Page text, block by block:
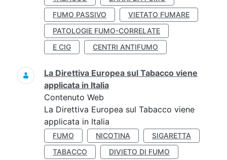
FUMO PASSIVO
VIETATO FUMARE
PATOLOGIE FUMO-CORRELATE
E CIG
CENTRI ANTIFUMO
La Direttiva Europea sul Tabacco viene
applicata in Italia
Contenuto Web
La Direttiva Europea sul Tabacco viene
applicata in Italia
FUMO NICOTINA
SIGARETTA
TABACCO
DIVIETO DI FUMO